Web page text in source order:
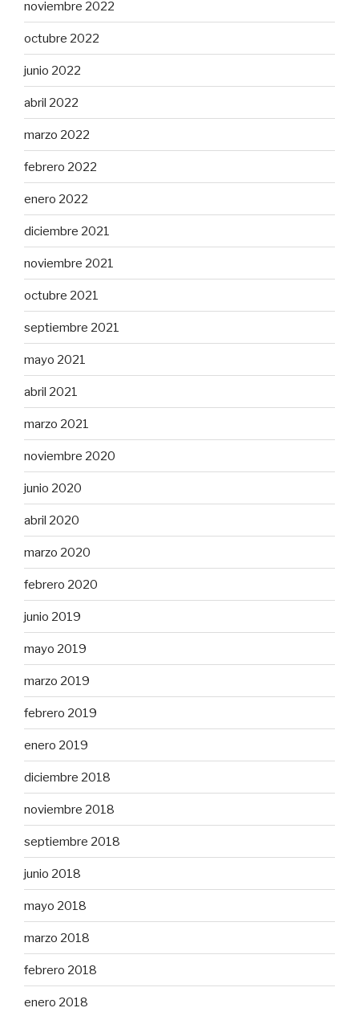
noviembre 2022
octubre 2022
junio 2022
abril 2022
marzo 2022
febrero 2022
enero 2022
diciembre 2021
noviembre 2021
octubre 2021
septiembre 2021
mayo 2021
abril 2021
marzo 2021
noviembre 2020
junio 2020
abril 2020
marzo 2020
febrero 2020
junio 2019
mayo 2019
marzo 2019
febrero 2019
enero 2019
diciembre 2018
noviembre 2018
septiembre 2018
junio 2018
mayo 2018
marzo 2018
febrero 2018
enero 2018